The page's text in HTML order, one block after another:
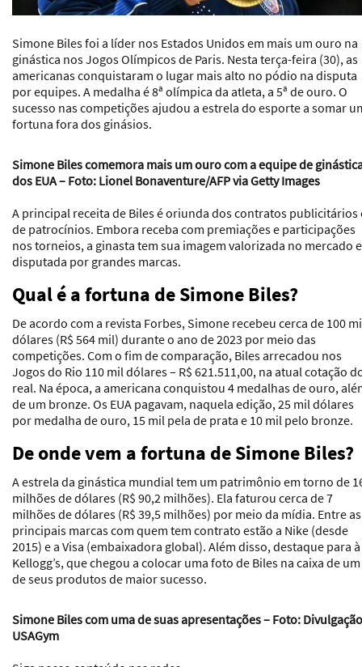
Simone Biles foi a líder nos Estados Unidos em mais um ouro na
ginástica nos Jogos Olímpicos de Paris. Nesta terça-feira (30), as
americanas conquistaram o lugar mais alto no pódio na disputa
por equipes. A medalha é 8ª olímpica da atleta, a 5ª de ouro. O
sucesso nas competições ajudou a estrela do esporte a somar
fortuna fora dos ginásios.
Simone Biles comemora mais um ouro com a equipe de
dos EUA – Foto: Lionel Bonaventure/AFP via Getty Images
A principal receita de Biles é oriunda dos contratos publicitários
de patrocínios. Embora receba com premiações e participações
nos torneios, a ginasta tem sua imagem valorizada no mercado
disputada por grandes marcas.
Qual é a fortuna de Simone Biles?
De acordo com a revista Forbes, Simone recebeu cerca de 100
dólares (R$ 564 mil) durante o ano de 2023 por meio das
competições. Com o fim de comparação, Biles arrecadou nos
Jogos do Rio 110 mil dólares – R$ 621.511,00, na atual cotação
real. Na época, a americana conquistou 4 medalhas de ouro,
de um bronze. Os EUA pagavam, naquela edição, 25 mil dólares
por medalha de ouro, 15 mil pela de prata e 10 mil pelo bronze.
De onde vem a fortuna de Simone Biles?
A estrela da ginástica mundial tem um patrimônio em torno de
milhões de dólares (R$ 90,2 milhões). Ela faturou cerca de 7
milhões de dólares (R$ 39,5 milhões) por meio da mídia. Entre as
principais marcas com quem tem contrato estão a Nike (desde
2015) e a Visa (embaixadora global). Além disso, destaque para à
Kellogg’s, que chegou a colocar uma foto de Biles na caixa de um
de seus produtos de maior sucesso.
Simone Biles com uma de suas apresentações – Foto:
USAGym